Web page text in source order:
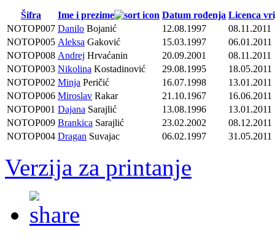
Šifra Ime i prezime Datum rođenja Licenca
NOTOP007 Danilo Bojanić 12.08.1997
08.11.2011
NOTOP005 Aleksa Gaković 15.03.1997
06.01.2011
NOTOP008 Andrej Hrvaćanin 20.09.2001
08.11.2011
NOTOP003 Nikolina Kostadinović 29.08.1995
18.05.2011
NOTOP002 Minja Peričić 16.07.1998
13.01.2011
NOTOP006 Miroslav Rakar 21.10.1967
16.06.2011
NOTOP001 Dajana Sarajlić 13.08.1996
13.01.2011
NOTOP009 Brankica Sarajlić 23.02.2002
08.12.2011
NOTOP004 Dragan Suvajac 06.02.1997 31.05.2011
Verzija za printanje